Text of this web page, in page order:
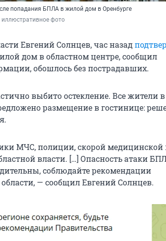
попадания БПЛА в жилой дом в Оренбурге
фото
Евгений Солнцев, час назад
дом в областном центре, сообщил
обошлось без пострадавших.
выбито остекление. Все жители
размещение в гостинице:
МЧС, полиции, скорой
власти. […] Опасность атаки
соблюдайте рекомендации
— сообщил Евгений Солнцев.